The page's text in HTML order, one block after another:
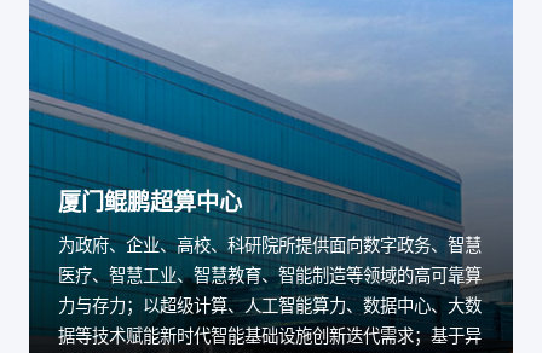
厦门鲲鹏超算中心
为政府、企业、高校、科研院所提供面向数字政务、智慧
医疗、智慧工业、智慧教育、智能制造等领域的高可靠算
力与存力；以超级计算、人工智能算力、数据中心、大数
据等技术赋能新时代智能基础设施创新迭代需求；基于异